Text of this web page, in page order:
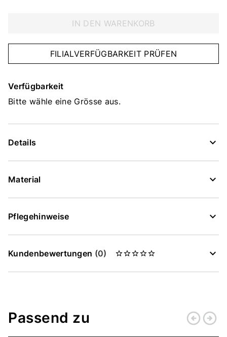
IN DEN WARENKORB
FILIALVERFÜGBARKEIT PRÜFEN
Verfügbarkeit
Bitte wähle eine Grösse aus.
Details
Material
Pflegehinweise
Kundenbewertungen (0)
Passend zu arrow_circle_leftarrow_circle_right